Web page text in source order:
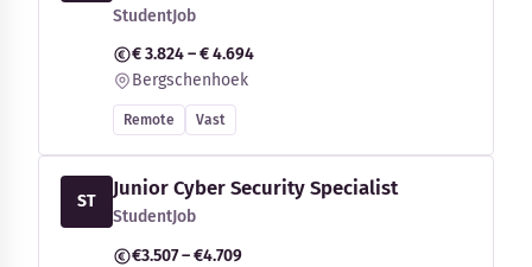
StudentJob
€ 3.824 – € 4.694
Bergschenhoek
Remote Vast
ST
Junior Cyber Security Specialist
StudentJob
€3.507 – €4.709